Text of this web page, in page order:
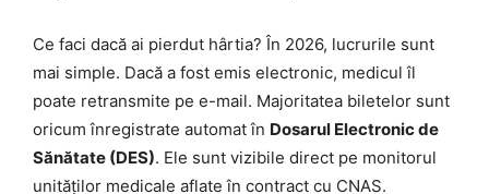
Ce faci dacă ai pierdut hârtia? În 2026, lucrurile sunt
mai simple. Dacă a fost emis electronic, medicul îl
poate retransmite pe e-mail. Majoritatea biletelor sunt
oricum înregistrate automat în Dosarul Electronic de
Sănătate (DES). Ele sunt vizibile direct pe monitorul
unităților medicale aflate în contract cu CNAS.